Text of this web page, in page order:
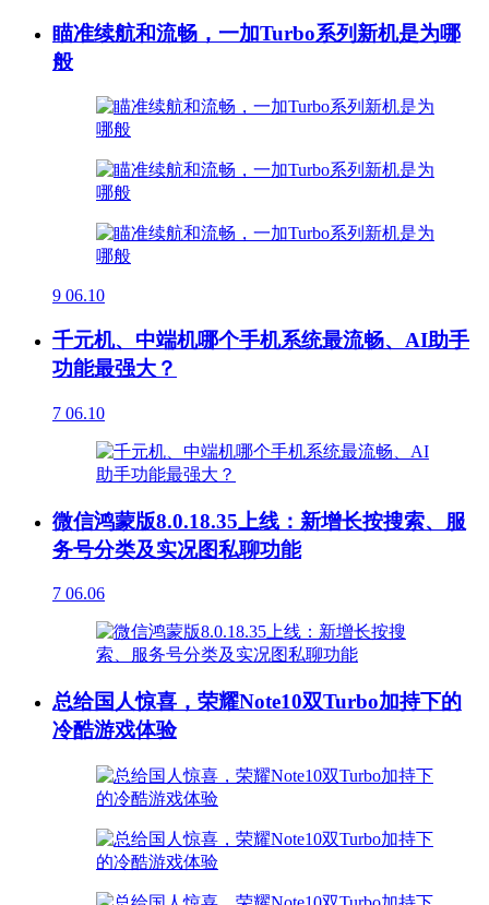
瞄准续航和流畅，一加Turbo系列新机是为哪
般
9 06.10
千元机、中端机哪个手机系统最流畅、AI助手
功能最强大？
7 06.10
微信鸿蒙版8.0.18.35上线：新增长按搜索、服
务号分类及实况图私聊功能
7 06.06
总给国人惊喜，荣耀Note10双Turbo加持下的
冷酷游戏体验